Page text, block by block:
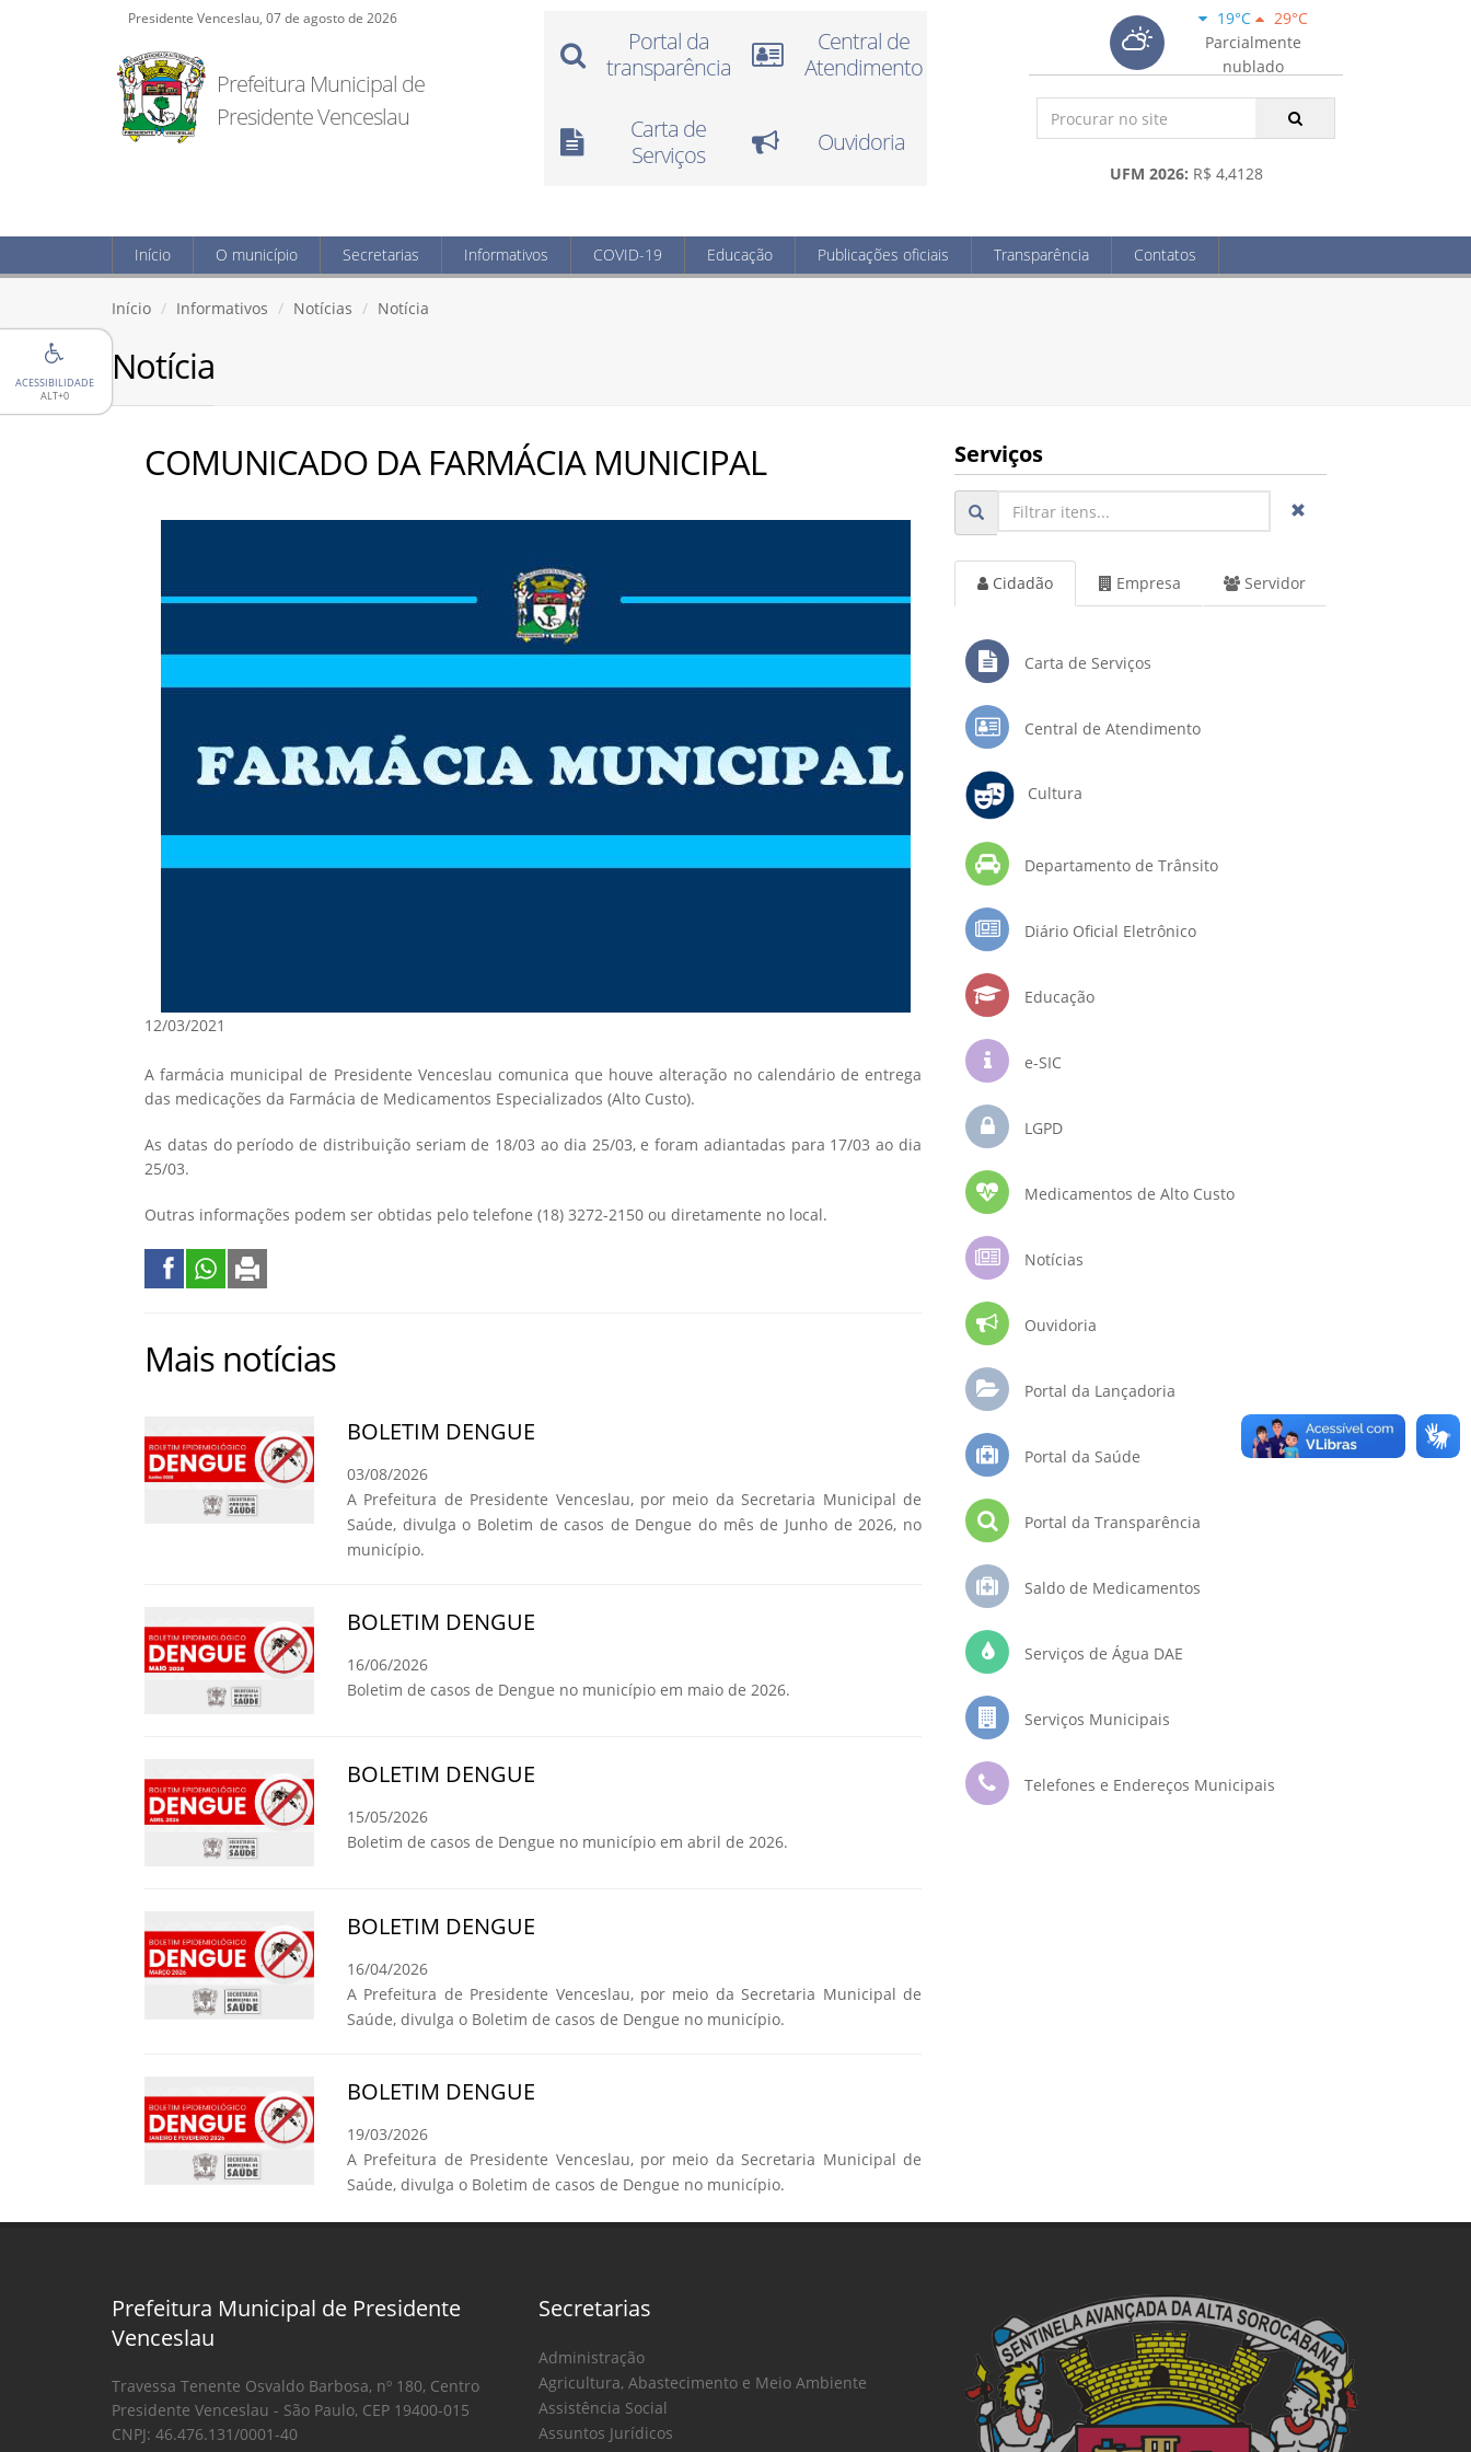
ACESSIBILIDADE
ALT+0
Presidente Venceslau, 07 de agosto de 2026
Prefeitura Municipal de
Presidente Venceslau
Portal da
transparência
Central de
Atendimento
Carta de
Serviços
Ouvidoria
19°C
29°C
Parcialmente
nublado
UFM 2026: R$ 4,4128
Início O município Secretarias Informativos COVID-19 Educação Publicações oficiais Transparência Contatos
Início Informativos Notícias Notícia
Notícia
COMUNICADO DA FARMÁCIA MUNICIPAL
12/03/2021
A farmácia municipal de Presidente Venceslau comunica que houve alteração no calendário de entrega
das medicações da Farmácia de Medicamentos Especializados (Alto Custo).
As datas do período de distribuição seriam de 18/03 ao dia 25/03, e foram adiantadas para 17/03 ao dia
25/03.
Outras informações podem ser obtidas pelo telefone (18) 3272-2150 ou diretamente no local.
Mais notícias
BOLETIM DENGUE
03/08/2026
A Prefeitura de Presidente Venceslau, por meio da Secretaria Municipal de
Saúde, divulga o Boletim de casos de Dengue do mês de Junho de 2026, no
município.
BOLETIM DENGUE
16/06/2026
Boletim de casos de Dengue no município em maio de 2026.
BOLETIM DENGUE
15/05/2026
Boletim de casos de Dengue no município em abril de 2026.
BOLETIM DENGUE
16/04/2026
A Prefeitura de Presidente Venceslau, por meio da Secretaria Municipal de
Saúde, divulga o Boletim de casos de Dengue no município.
BOLETIM DENGUE
19/03/2026
A Prefeitura de Presidente Venceslau, por meio da Secretaria Municipal de
Saúde, divulga o Boletim de casos de Dengue no município.
Serviços
Cidadão Empresa Servidor
Carta de Serviços
Central de Atendimento
Cultura
Departamento de Trânsito
Diário Oficial Eletrônico
Educação
e-SIC
LGPD
Medicamentos de Alto Custo
Notícias
Ouvidoria
Portal da Lançadoria
Portal da Saúde
Portal da Transparência
Saldo de Medicamentos
Serviços de Água DAE
Serviços Municipais
Telefones e Endereços Municipais
Prefeitura Municipal de Presidente
Venceslau
Travessa Tenente Osvaldo Barbosa, nº 180, Centro
Presidente Venceslau - São Paulo, CEP 19400-015
CNPJ: 46.476.131/0001-40
Secretarias
Administração
Agricultura, Abastecimento e Meio Ambiente
Assistência Social
Assuntos Jurídicos